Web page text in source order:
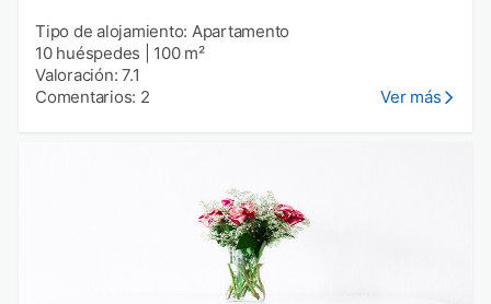
Tipo de alojamiento: Apartamento
10 huéspedes
100 m²
Valoración: 7.1
Comentarios: 2
Ver más